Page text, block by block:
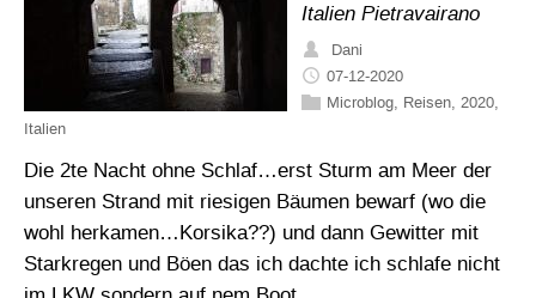
Italien Pietravairano
Dani
07-12-2020
Microblog Reisen 2020
Italien
Die 2te Nacht ohne Schlaf…erst Sturm am Meer der
unseren Strand mit riesigen Bäumen bewarf (wo die
wohl herkamen…Korsika??) und dann Gewitter mit
Starkregen und Böen das ich dachte ich schlafe nicht